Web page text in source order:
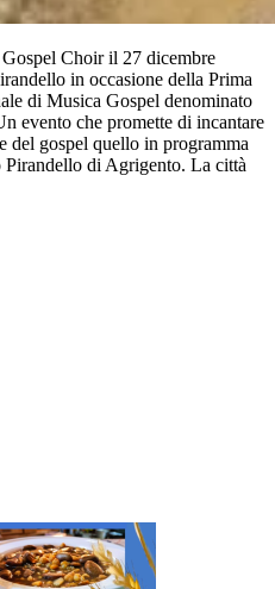
Choir il 27 dicembre
in occasione della Prima
di Musica Gospel denominato
evento che promette di incantare
gospel quello in programma
di Agrigento. La città